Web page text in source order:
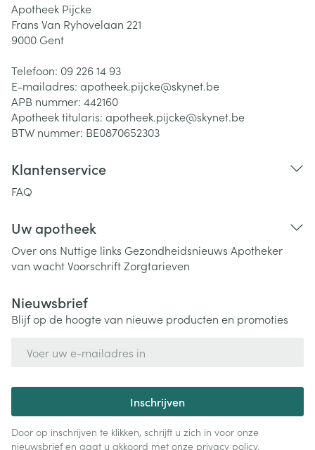
Apotheek Pijcke
Frans Van Ryhovelaan 221
9000 Gent
Telefoon: 09 226 14 93
E-mailadres: apotheek.pijcke@skynet.be
APB nummer: 442160
Apotheek titularis: apotheek.pijcke@skynet.be
BTW nummer: BE0870652303
Klantenservice
FAQ
Uw apotheek
Over ons Nuttige links Gezondheidsnieuws Apotheker
van wachtVoorschriftZorgtarieven
Nieuwsbrief
Blijf op de hoogte van nieuwe producten en promoties
Inschrijven
Door op inschrijven te klikken, schrijft u zich in voor onze
nieuwsbrief en gaat u akkoord met onze privacy policy.